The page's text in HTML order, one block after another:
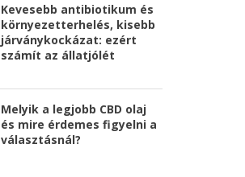
Kevesebb antibiotikum és
környezetterhelés, kisebb
járványkockázat: ezért
számít az állatjólét
Melyik a legjobb CBD olaj
és mire érdemes figyelni a
választásnál?